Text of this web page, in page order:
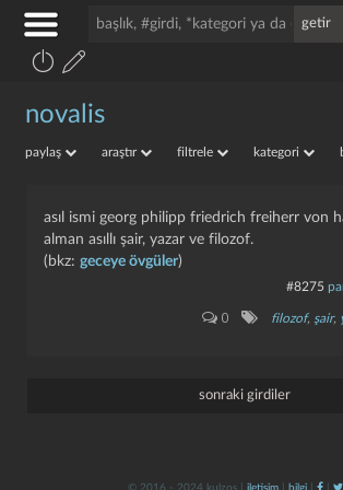
novalis
paylaş araştır filtrele kategori
asıl ismi georg philipp friedrich freiherr von
alman asıllı şair, yazar ve filozof.
(bkz: geceye övgüler)
#8275
0 filozof, şair,
sonraki girdiler
© 2016 - 2024 kulzos | iletişim| bilgi| |